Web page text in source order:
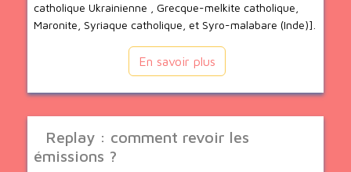
catholique Ukrainienne , Grecque-melkite catholique,
Maronite, Syriaque catholique, et Syro-malabare (Inde)].
En savoir plus
Replay : comment revoir les
émissions ?